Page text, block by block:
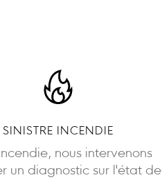
SINISTRE INCENDIE
nous intervenons
un diagnostic sur l'état de